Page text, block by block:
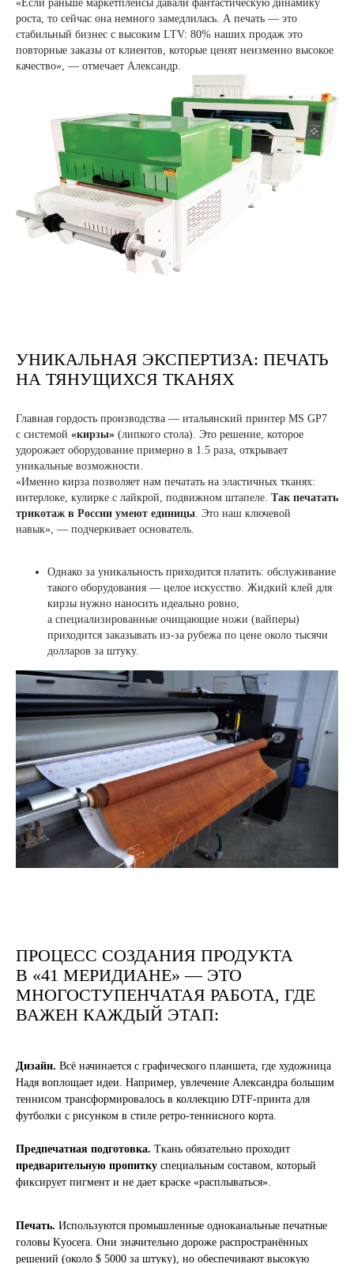
«Если раньше маркетплейсы давали фантастическую динамику
роста, то сейчас она немного замедлилась. А печать — это
стабильный бизнес с высоким LTV: 80% наших продаж это
повторные заказы от клиентов, которые ценят неизменно высокое
качество», — отмечает Александр.
УНИКАЛЬНАЯ ЭКСПЕРТИЗА: ПЕЧАТЬ
НА ТЯНУЩИХСЯ ТКАНЯХ
Главная гордость производства — итальянский принтер MS GP7
с системой «кирзы» (липкого стола). Это решение, которое
удорожает оборудование примерно в 1.5 раза, открывает
уникальные возможности.
«Именно кирза позволяет нам печатать на эластичных тканях:
интерлоке, кулирке с лайкрой, подвижном штапеле. Так печатать
трикотаж в России умеют единицы . Это наш ключевой
навык», — подчеркивает основатель.
Однако за уникальность приходится платить: обслуживание
такого оборудования — целое искусство. Жидкий клей для
кирзы нужно наносить идеально ровно,
а специализированные очищающие ножи (вайперы)
приходится заказывать из-за рубежа по цене около тысячи
долларов за штуку.
ПРОЦЕСС СОЗДАНИЯ ПРОДУКТА
В «41 МЕРИДИАНЕ» — ЭТО
МНОГОСТУПЕНЧАТАЯ РАБОТА, ГДЕ
ВАЖЕН КАЖДЫЙ ЭТАП:
Дизайн. Всё начинается с графического планшета, где художница
Надя воплощает идеи. Например, увлечение Александра большим
теннисом трансформировалось в коллекцию DTF-принта для
футболки с рисунком в стиле ретро-теннисного корта.
Предпечатная подготовка. Ткань обязательно проходит
предварительную пропитку специальным составом, который
фиксирует пигмент и не дает краске «расплываться».
Печать. Используются промышленные одноканальные печатные
головы Kyocera. Они значительно дороже распространённых
решений (около $ 5000 за штуку), но обеспечивают высокую